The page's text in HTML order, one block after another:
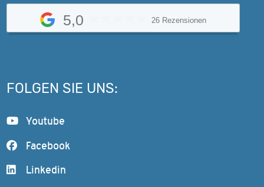
5,0 26 Rezensionen
FOLGEN SIE UNS:
Youtube
Facebook
Linkedin